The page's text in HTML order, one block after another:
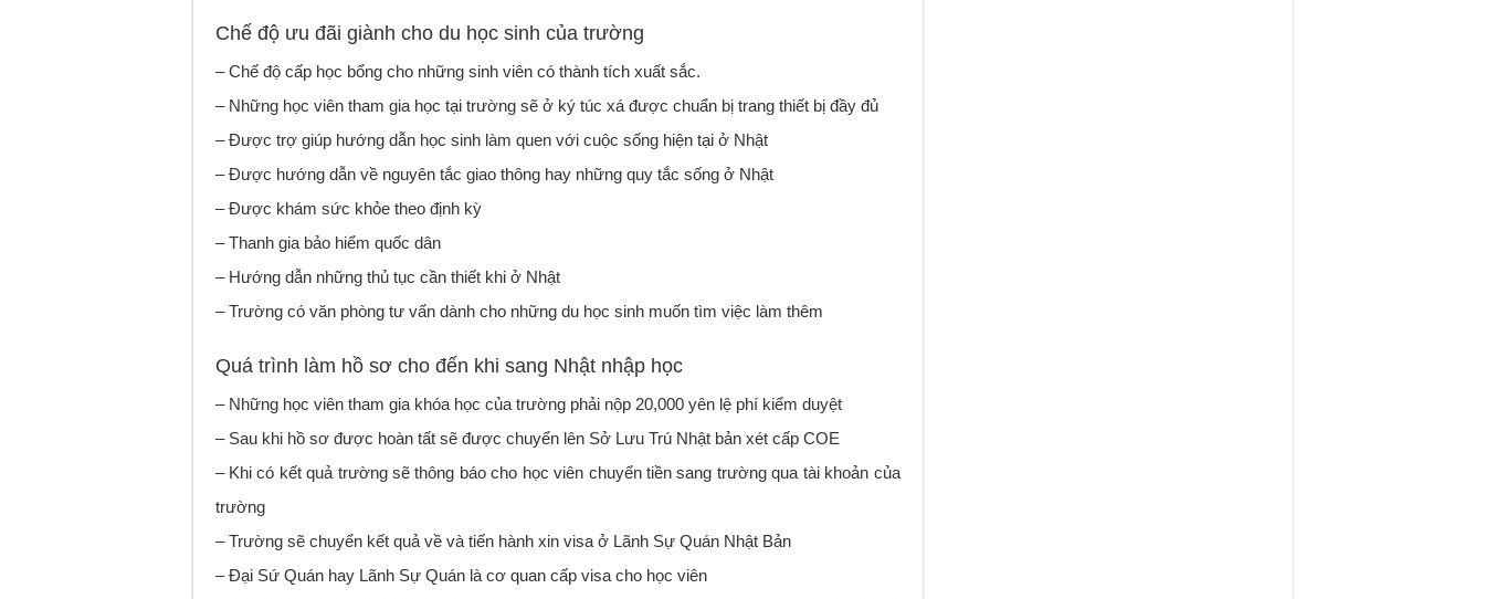
Chế độ ưu đãi giành cho du học sinh của trường
– Chế độ cấp học bổng cho những sinh viên có thành tích xuất sắc.
– Những học viên tham gia học tại trường sẽ ở ký túc xá được chuẩn bị trang thiết bị đầy đủ
– Được trợ giúp hướng dẫn học sinh làm quen với cuộc sống hiện tại ở Nhật
– Được hướng dẫn về nguyên tắc giao thông hay những quy tắc sống ở Nhật
– Được khám sức khỏe theo định kỳ
– Thanh gia bảo hiểm quốc dân
– Hướng dẫn những thủ tục cần thiết khi ở Nhật
– Trường có văn phòng tư vấn dành cho những du học sinh muốn tìm việc làm thêm
Quá trình làm hồ sơ cho đến khi sang Nhật nhập học
– Những học viên tham gia khóa học của trường phải nộp 20,000 yên lệ phí kiểm duyệt
– Sau khi hồ sơ được hoàn tất sẽ được chuyển lên Sở Lưu Trú Nhật bản xét cấp COE
– Khi có kết quả trường sẽ thông báo cho học viên chuyển tiền sang trường qua tài khoản của
trường
– Trường sẽ chuyển kết quả về và tiến hành xin visa ở Lãnh Sự Quán Nhật Bản
– Đại Sứ Quán hay Lãnh Sự Quán là cơ quan cấp visa cho học viên